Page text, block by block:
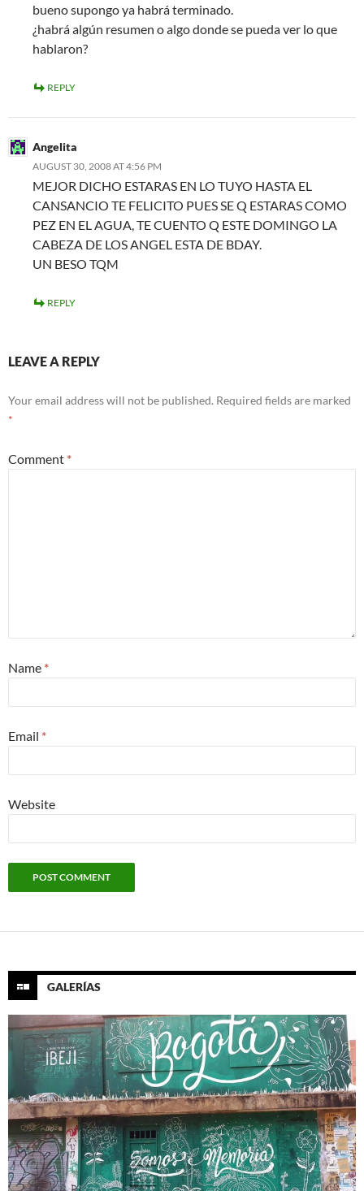
bueno supongo ya habrá terminado.
¿habrá algún resumen o algo donde se pueda ver lo que
hablaron?
REPLY
Angelita
AUGUST 30, 2008 AT 4:56 PM
MEJOR DICHO ESTARAS EN LO TUYO HASTA EL
CANSANCIO TE FELICITO PUES SE Q ESTARAS COMO
PEZ EN EL AGUA, TE CUENTO Q ESTE DOMINGO LA
CABEZA DE LOS ANGEL ESTA DE BDAY.
UN BESO TQM
REPLY
LEAVE A REPLY
Your email address will not be published. Required fields are marked
*
Comment *
Name *
Email *
Website
GALERÍAS